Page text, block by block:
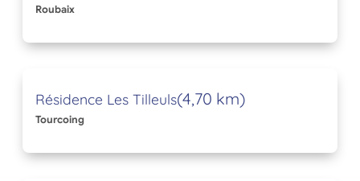
Roubaix
Résidence Les Tilleuls(4,70 km)
Tourcoing